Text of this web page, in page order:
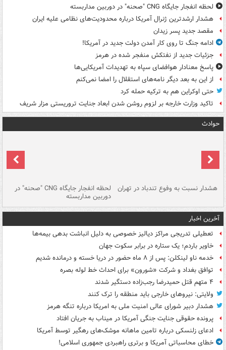
لحظه انفجار جایگاه CNG "صحنه" در دوربین مداربسته
هشدار ارشدترین ژنرال آمریکا درباره محدودیت‌های نظامی علیه ایران
مقصد جدید پسر زیدان
ادامه جنگ تا روی کار آمدن دولت جدید در آمریکا!
جزئیات جدید از نفتکش منفجر شده در هرمز
پاسخ معنادار هوافضای سپاه به تهدیدات آمریکایی‌ها
از این به بعد دیگر نامه‌های استقلال را امضا نمی‌کنم
حتی اوکراین هم به ترکیه حمله کرد
تاکید وزارت خارجه بر لزوم روشن شدن ابعاد جنایت تروریستی مزار شریف
حوادث
هشدار نسبت به وفوع تندباد در تهران لحظه انفجار جایگاه CNG "صحنه" در
دوربین مداربسته
آخرین اخبار
تعطیلی تدریجی مراکز دیالیز خصوصی به دلیل انباشت بدهی بیمه‌ها
خاویر باردم؛ یک ستاره در برابر سکوت جهان
خدمه ناو لینکلن: پس از ۸ ماه حضور در دریا خسته و درمانده‌ شدیم
توافق بغداد و شرکت «شورون» برای احداث خط لوله بصره
۴ متهم قتل حمیدرضا رجب‌زاده دستگیر شدند
ولایتی: نیروهای خارجی باید منطقه را ترک کنند
هشدار دبیر شورای عالی امنیت ملی به امریکا درباره تنگه هرمز
پرونده حقوقی جنایت جنگی آمریکا در میناب به جریان افتاد
ادعای زلنسکی درباره تامین ماهانه موشک‌های رهگیر توسط آمریکا
خطای محاسباتی آمریکا و برتری راهبردی جمهوری اسلامی!